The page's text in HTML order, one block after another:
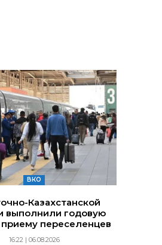
ВКО
Казахстанской
выполнили годовую
приему переселенцев
16:22 | 06.08.2026